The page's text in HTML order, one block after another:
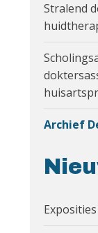
Stralend
Archief